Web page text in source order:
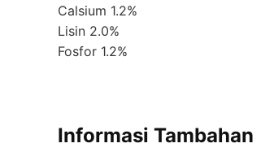
Calsium 1.2%
Lisin 2.0%
Fosfor 1.2%
Informasi Tambahan